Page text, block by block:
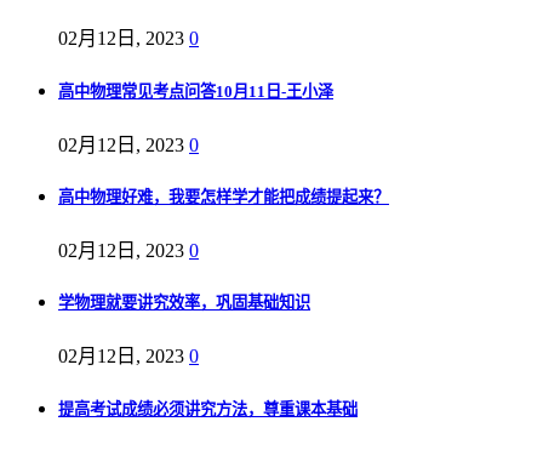
02月12日, 2023 0
高中物理常见考点问答10月11日-王小泽
02月12日, 2023 0
高中物理好难，我要怎样学才能把成绩提起来？
02月12日, 2023 0
学物理就要讲究效率，巩固基础知识
02月12日, 2023 0
提高考试成绩必须讲究方法，尊重课本基础